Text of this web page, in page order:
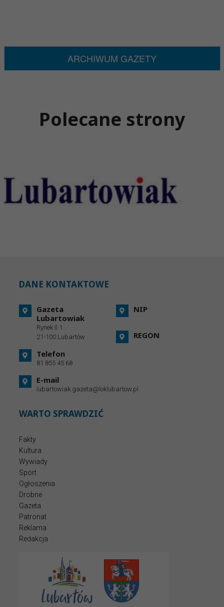
ARCHIWUM GAZETY
Polecane strony
DANE KONTAKTOWE
Gazeta
Lubartowiak
Rynek II 1
21-100 Lubartów
Telefon
81 855 45 68
E-mail
lubartowiak.gazeta@loklubartow.pl
NIP
REGON
WARTO SPRAWDZIĆ
Fakty
Kultura
Wywiady
Sport
Ogłoszenia
Drobne
Gazeta
Patronat
Reklama
Redakcja